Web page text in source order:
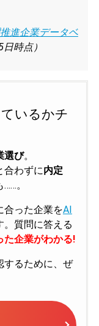
進企業データベ
時点）
いるかチ
選び。
合わずに内定
。
合った企業をAI
。質問に答える
た企業がわかる!
するために、ぜ